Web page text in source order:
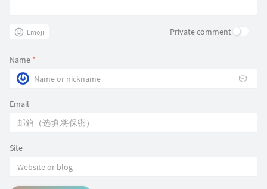
Emoji Private comment
Name *
🎲
Email
Site